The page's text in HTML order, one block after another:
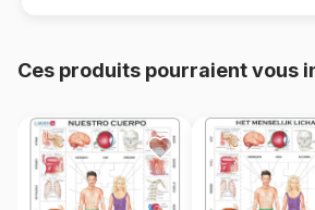
Ces produits pourraient vous